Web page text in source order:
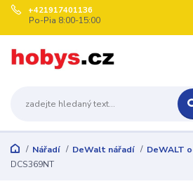
+421917401136
Po-Pia 8:00-15:00
Nářadí DeWalt nářadí DeWALT
DCS369NT